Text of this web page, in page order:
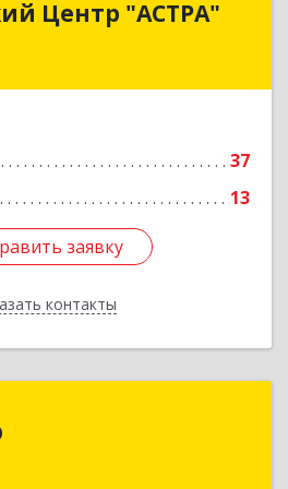
Центр "АСТРА"
37
13
заявку
контакты
г, Муравская ул, дом № 38,
заявку
Назад
ул, дом № 24А, офис